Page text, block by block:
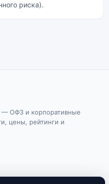
риска).
— ОФЗ и корпоративные
цены, рейтинги и